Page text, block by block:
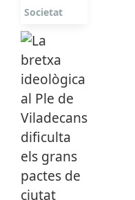
Societat